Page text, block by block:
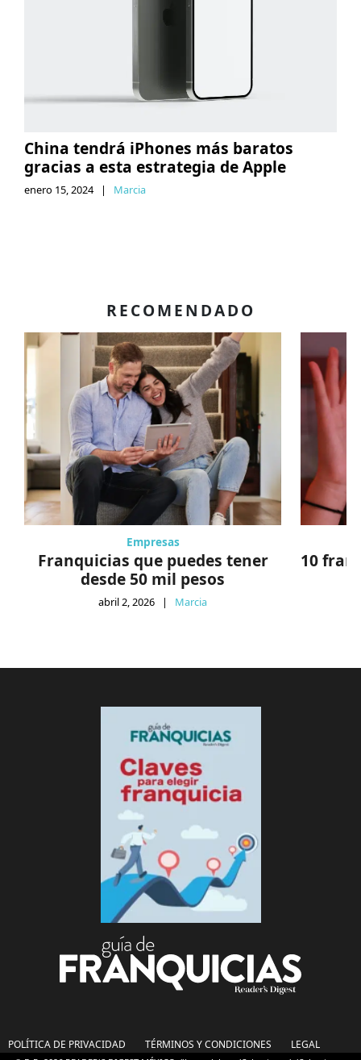
China tendrá iPhones más baratos
gracias a esta estrategia de Apple
enero 15, 2024 | Marcia
RECOMENDADO
Empresas
Franquicias que puedes tener
desde 50 mil pesos
abril 2, 2026 | Marcia
10
POLÍTICA DE PRIVACIDAD TÉRMINOS Y CONDICIONES LEGAL